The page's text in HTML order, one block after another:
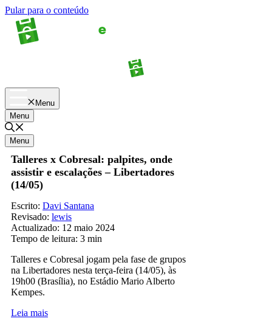
Pular para o conteúdo
Menu
Menu
Menu
Talleres x Cobresal: palpites, onde
assistir e escalações – Libertadores
(14/05)
Escrito: Davi Santana
Revisado: lewis
Actualizado: 12 maio 2024
Tempo de leitura: 3 min
Talleres e Cobresal jogam pela fase de grupos
na Libertadores nesta terça-feira (14/05), às
19h00 (Brasília), no Estádio Mario Alberto
Kempes.
Leia mais